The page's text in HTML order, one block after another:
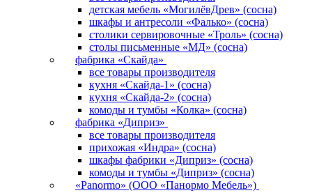
детская мебель «МогилёвДрев» (сосна)
шкафы и антресоли «Фалько» (сосна)
столики сервировочные «Троль» (сосна)
столы письменные «МД» (сосна)
фабрика «Скайда»
все товары производителя
кухня «Скайда-1» (сосна)
кухня «Скайда-2» (сосна)
комоды и тумбы «Колка» (сосна)
фабрика «Диприз»
все товары производителя
прихожая «Индра» (сосна)
шкафы фабрики «Диприз» (сосна)
комоды и тумбы «Диприз» (сосна)
«Panormo» (ООО «Панормо Мебель»)